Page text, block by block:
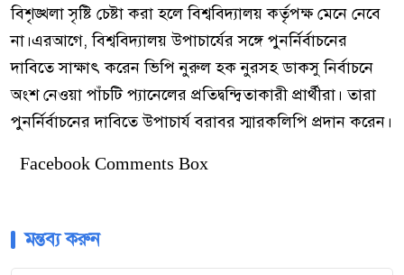
বিশৃঙ্খলা সৃষ্টি চেষ্টা করা হলে বিশ্ববিদ্যালয় কর্তৃপক্ষ মেনে নেবে
না।এরআগে, বিশ্ববিদ্যালয় উপাচার্যের সঙ্গে পুনর্নির্বাচনের
দাবিতে সাক্ষাৎ করেন ভিপি নুরুল হক নুরসহ ডাকসু নির্বাচনে
অংশ নেওয়া পাঁচটি প্যানেলের প্রতিদ্বন্দ্বিতাকারী প্রার্থীরা। তারা
পুনর্নির্বাচনের দাবিতে উপাচার্য বরাবর স্মারকলিপি প্রদান করেন।
Facebook Comments Box
মন্তব্য করুন